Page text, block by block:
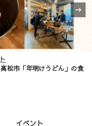
松市「年明けうどん」の食
イベント